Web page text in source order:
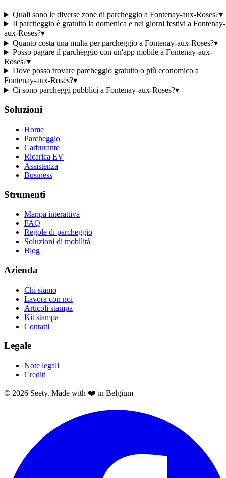
Quali sono le diverse zone di parcheggio a Fontenay-aux-Roses?▾
Il parcheggio è gratuito la domenica e nei giorni festivi a Fontenay-
aux-Roses?▾
Quanto costa una multa per parcheggio a Fontenay-aux-Roses?▾
Posso pagare il parcheggio con un'app mobile a Fontenay-aux-
Roses?▾
Dove posso trovare parcheggio gratuito o più economico a
Fontenay-aux-Roses?▾
Ci sono parcheggi pubblici a Fontenay-aux-Roses?▾
Soluzioni
Home
Parcheggio
Carburante
Ricarica EV
Assistenza
Business
Strumenti
Mappa interattiva
FAQ
Regole di parcheggio
Soluzioni di mobilità
Blog
Azienda
Chi siamo
Lavora con noi
Articoli stampa
Kit stampa
Contatti
Legale
Note legali
Crediti
© 2026 Seety. Made with ❤️ in Belgium